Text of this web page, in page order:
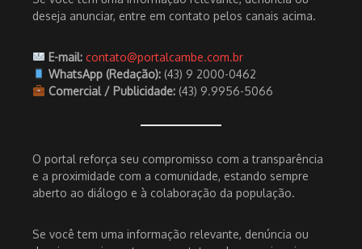
deseja anunciar, entre em contato pelos canais acima.
E-mail: contato@portalcambe.com.br
WhatsApp (Redação):(43) 9 2000-0462
Comercial / Publicidade:(43) 9.9956-5066
O portal reforça seu compromisso com a transparência
e a proximidade com a comunidade, estando sempre
aberto ao diálogo e à colaboração da população.
Se você tem uma informação relevante, denúncia ou